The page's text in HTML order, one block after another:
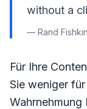
without a
— Rand
Für Ihre
Sie weniger